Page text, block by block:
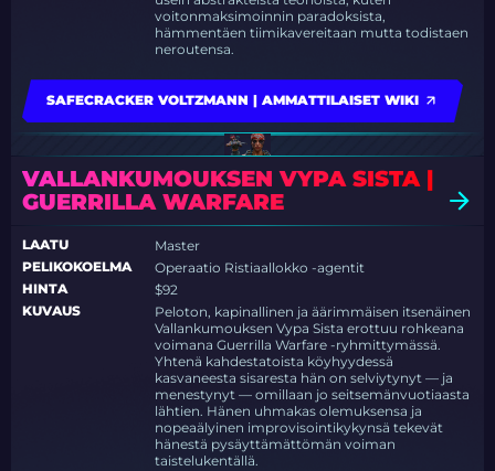
voitonmaksimoinnin paradoksista,
hämmentäen tiimikavereitaan mutta todistaen
neroutensa.
SAFECRACKER VOLTZMANN | AMMATTILAISET WIKI
VALLANKUMOUKSEN VYPA SISTA |
GUERRILLA WARFARE
LAATU
Master
PELIKOKOELMA
Operaatio Ristiaallokko -agentit
HINTA
$92
KUVAUS
Peloton, kapinallinen ja äärimmäisen itsenäinen
Vallankumouksen Vypa Sista erottuu rohkeana
voimana Guerrilla Warfare -ryhmittymässä.
Yhtenä kahdestatoista köyhyydessä
kasvaneesta sisaresta hän on selviytynyt — ja
menestynyt — omillaan jo seitsemänvuotiaasta
lähtien. Hänen uhmakas olemuksensa ja
nopeaälyinen improvisointikykynsä tekevät
hänestä pysäyttämättömän voiman
taistelukentällä.